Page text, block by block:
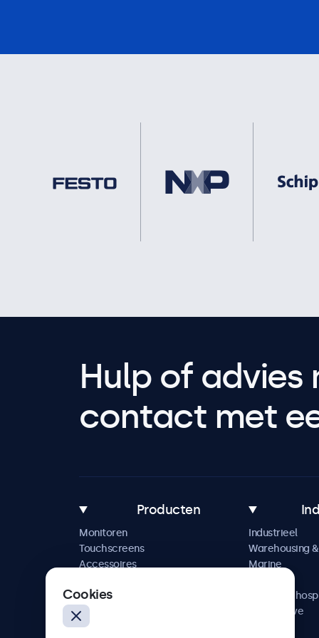
Hulp of advies
contact met
Producten
Monitoren
Touchscreens
Accessoires
Industrieel
Warehousing
Marine
Horeca &
Automotive
Cookies